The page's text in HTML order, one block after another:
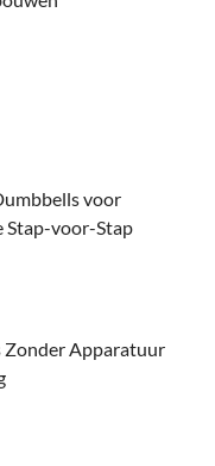
voor
Stap-voor-Stap
Zonder Apparatuur